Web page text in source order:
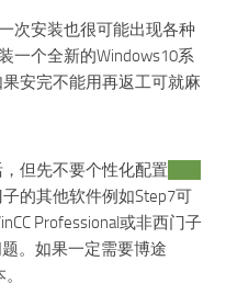
次安装也很可能出现各种
一个全新的Windows10系
安完不能用再返工可就麻
但先不要个性化配置
的其他软件例如Step7可
Professional或非西门子
。如果一定需要博途